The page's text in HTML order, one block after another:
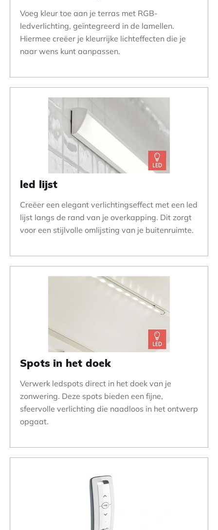
Voeg kleur toe aan je terras met RGB-
ledverlichting, geïntegreerd in de lamellen.
Hiermee creëer je kleurrijke lichteffecten die je
naar wens kunt aanpassen.
led lijst
Creëer een elegant verlichtingseffect met een led
lijst langs de rand van je overkapping. Dit zorgt
voor een stijlvolle omlijsting van je buitenruimte.
Spots in het doek
Verwerk ledspots direct in het doek van je
zonwering. Deze spots bieden een fijne,
sfeervolle verlichting die naadloos in het ontwerp
opgaat.